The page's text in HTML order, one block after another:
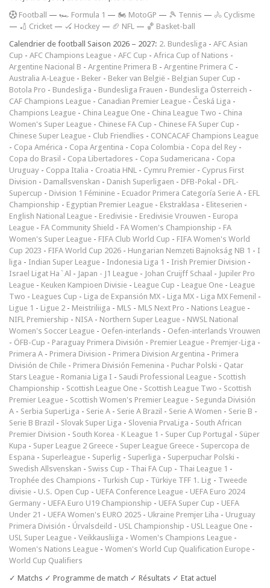
Football — 🏎️ Formula 1 — 🏍 MotoGP — 🎾 Tennis — 🚴 Cyclisme
— 🏏 Cricket — 🏑 Hockey — 🏈 NFL — 🏀 Basket-ball
Calendrier de football Saison 2026 – 2027: 2. Bundesliga - AFC Asian
Cup - AFC Champions League - AFC Cup - Africa Cup of Nations -
Argentine Nacional B - Argentine Primera B - Argentine Primera C -
Australia A-League - Beker - Beker van België - Belgian Super Cup -
Botola Pro - Bundesliga - Bundesliga Frauen - Bundesliga Österreich -
CAF Champions League - Canadian Premier League - Česká Liga -
Champions League - China League One - China League Two - China
Women's Super League - Chinese FA Cup - Chinese FA Super Cup -
Chinese Super League - Club Friendlies - CONCACAF Champions League
- Copa América - Copa Argentina - Copa Colombia - Copa del Rey -
Copa do Brasil - Copa Libertadores - Copa Sudamericana - Copa
Uruguay - Coppa Italia - Croatia HNL - Cymru Premier - Cyprus First
Division - Damallsvenskan - Danish Superligaen - DFB-Pokal - DFL-
Supercup - Division 1 Féminine - Ecuador Primera Categoría Serie A - EFL
Championship - Egyptian Premier League - Ekstraklasa - Eliteserien -
English National League - Eredivisie - Eredivisie Vrouwen - Europa
League - FA Community Shield - FA Women's Championship - FA
Women's Super League - FIFA Club World Cup - FIFA Women's World
Cup 2023 - FIFA World Cup 2026 - Hungarian Nemzeti Bajnokság NB 1 - I
liga - Indian Super League - Indonesia Liga 1 - Irish Premier Division -
Israel Ligat Ha`Al - Japan - J1 League - Johan Cruijff Schaal - Jupiler Pro
League - Keuken Kampioen Divisie - League Cup - League One - League
Two - Leagues Cup - Liga de Expansión MX - Liga MX - Liga MX Femenil -
Ligue 1 - Ligue 2 - Meistriliiga - MLS - MLS Next Pro - Nations League -
NIFL Premiership - NISA - Northern Super League - NWSL National
Women's Soccer League - Oefen-interlands - Oefen-interlands Vrouwen
- ÖFB-Cup - Paraguay Primera División - Premier League - Premjer-Liga -
Primera A - Primera Division - Primera Division Argentina - Primera
División de Chile - Primera División Femenina - Puchar Polski - Qatar
Stars League - Romania Liga I - Saudi Professional League - Scottish
Championship - Scottish League One - Scottish League Two - Scottish
Premier League - Scottish Women's Premier League - Segunda División
A - Serbia SuperLiga - Serie A - Serie A Brazil - Serie A Women - Serie B -
Serie B Brazil - Slovak Super Liga - Slovenia PrvaLiga - South African
Premier Division - South Korea - K League 1 - Super Cup Portugal - Süper
Kupa - Super League 2 Greece - Super League Greece - Supercopa de
Espana - Superleague - Superlig - Superliga - Superpuchar Polski -
Swedish Allsvenskan - Swiss Cup - Thai FA Cup - Thai League 1 -
Trophée des Champions - Turkish Cup - Türkiye TFF 1. Lig - Tweede
divisie - U.S. Open Cup - UEFA Conference League - UEFA Euro 2024
Germany - UEFA Euro U19 Championship - UEFA Super Cup - UEFA
Under 21 - UEFA Women's EURO 2025 - Ukraine Premjer Liha - Uruguay
Primera División - Úrvalsdeild - USL Championship - USL League One -
USL Super League - Veikkausliiga - Women's Champions League -
Women's Nations League - Women's World Cup Qualification Europe -
World Cup Qualifiers
✓ Matchs ✓ Programme de match ✓ Résultats ✓ Etat actuel